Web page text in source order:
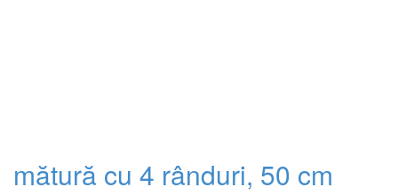
mătură cu 4 rânduri, 50 cm